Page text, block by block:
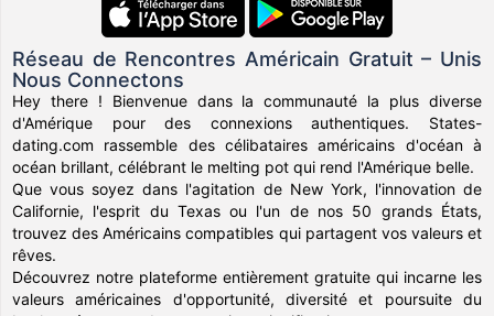
Réseau de Rencontres Américain Gratuit – Unis
Nous Connectons
Hey there ! Bienvenue dans la communauté la plus diverse
d'Amérique pour des connexions authentiques. States-
dating.com rassemble des célibataires américains d'océan à
océan brillant, célébrant le melting pot qui rend l'Amérique belle.
Que vous soyez dans l'agitation de New York, l'innovation de
Californie, l'esprit du Texas ou l'un de nos 50 grands États,
trouvez des Américains compatibles qui partagent vos valeurs et
rêves.
Découvrez notre plateforme entièrement gratuite qui incarne les
valeurs américaines d'opportunité, diversité et poursuite du